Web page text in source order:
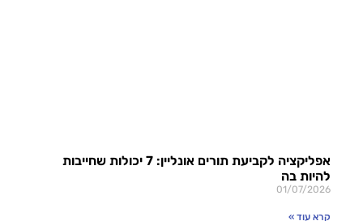
אפליקציה לקביעת תורים אונליין: 7 יכולות שחייבות
להיות בה
01/07/2026
קרא עוד »